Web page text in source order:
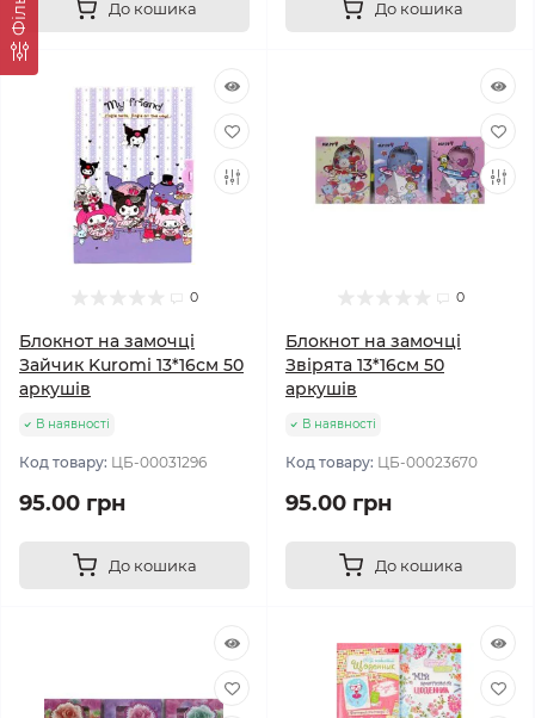
До кошика До кошика
0
Блокнот на замочці
Зайчик Kuromi 13*16см 50
аркушів
В наявності
Код товару: ЦБ-00031296
95.00 грн
До кошика
0
Блокнот на замочці
Звірята 13*16см 50
аркушів
В наявності
Код товару: ЦБ-00023670
95.00 грн
До кошика